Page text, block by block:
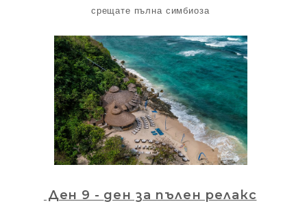
срещате пълна симбиоза
Ден 9 - ден за пълен релакс